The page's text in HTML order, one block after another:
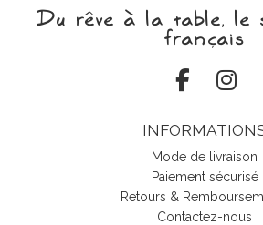
Du rêve à la table, le
français
Mode de livraison
Paiement sécurisé
Retours &
Contactez-nous